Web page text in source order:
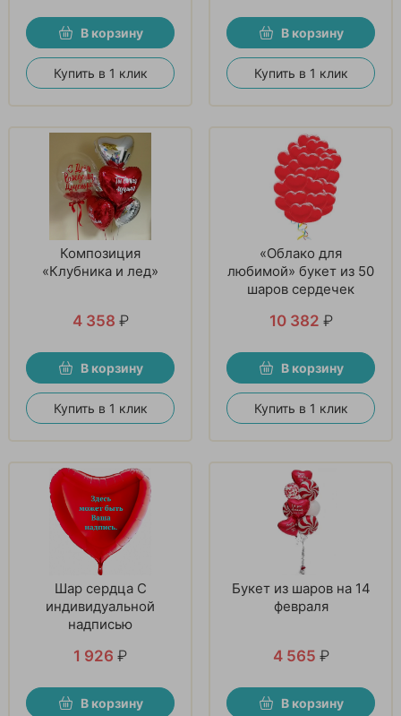
В корзину
Купить в 1 клик
В корзину
Купить в 1 клик
Композиция
«Клубника и лед»
4 358 ₽
В корзину
Купить в 1 клик
«Облако для
любимой» букет из 50
шаров сердечек
10 382 ₽
В корзину
Купить в 1 клик
Шар сердца С
индивидуальной
надписью
1 926 ₽
В корзину
Букет из шаров на 14
февраля
4 565 ₽
В корзину